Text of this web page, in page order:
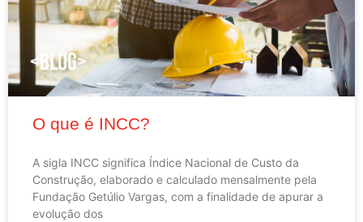
O que é INCC?
A sigla INCC significa Índice Nacional de Custo da
Construção, elaborado e calculado mensalmente pela
Fundação Getúlio Vargas, com a finalidade de apurar a
evolução dos